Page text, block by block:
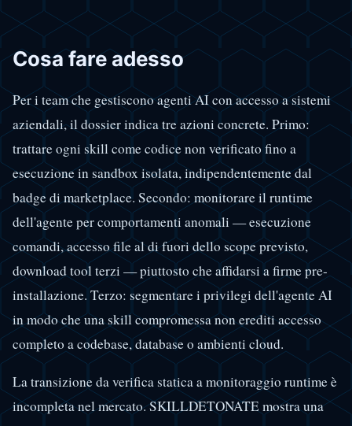
Cosa fare adesso
Per i team che gestiscono agenti AI con accesso a sistemi
aziendali, il dossier indica tre azioni concrete. Primo:
trattare ogni skill come codice non verificato fino a
esecuzione in sandbox isolata, indipendentemente dal
badge di marketplace. Secondo: monitorare il runtime
dell'agente per comportamenti anomali — esecuzione
comandi, accesso file al di fuori dello scope previsto,
download tool terzi — piuttosto che affidarsi a firme pre-
installazione. Terzo: segmentare i privilegi dell'agente AI
in modo che una skill compromessa non erediti accesso
completo a codebase, database o ambienti cloud.
La transizione da verifica statica a monitoraggio runtime è
incompleta nel mercato. SKILLDETONATE mostra una